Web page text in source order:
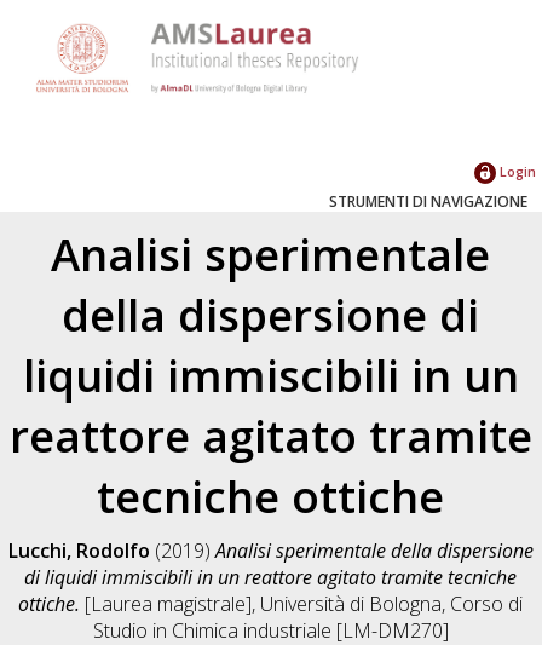
Login
STRUMENTI DI NAVIGAZIONE
Analisi sperimentale
della dispersione di
liquidi immiscibili in un
reattore agitato tramite
tecniche ottiche
Lucchi, Rodolfo (2019)Analisi sperimentale della dispersione
di liquidi immiscibili in un reattore agitato tramite tecniche
ottiche. [Laurea magistrale], Università di Bologna, Corso di
Studio in Chimica industriale [LM-DM270]